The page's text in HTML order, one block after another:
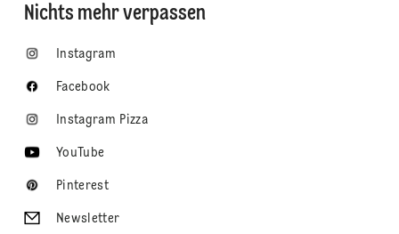
Nichts mehr verpassen
Instagram
Facebook
Instagram Pizza
YouTube
Pinterest
Newsletter